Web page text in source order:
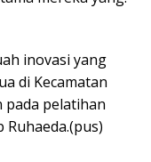
inovasi yang
di Kecamatan
pada pelatihan